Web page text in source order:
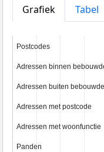
Grafiek
Tabel
Postcodes
Postcodes
Adressen binnen
Adressen binnen
Adressen buiten
Adressen buiten
Adressen met postcode
Adressen met postcode
Adressen met woonfunctie
Adressen met woonfunctie
Panden
Panden